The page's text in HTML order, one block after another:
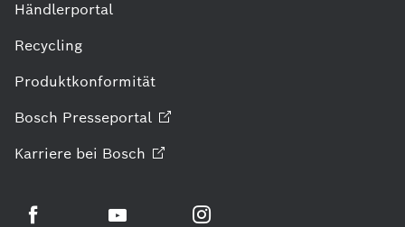
Händlerportal
Recycling
Produktkonformität
Bosch Presseportal
Karriere bei Bosch